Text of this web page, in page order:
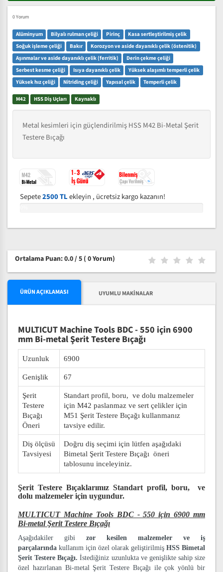
0 Yorum
Alüminyum Bilyalı rulman çeliği Pirinç
Kasa sertleştirilmiş çelik
Soğuk işleme çeliği
Bakır
Korozyon ve aside dayanıklı çelik (östenitik)
Aşınmalar ve aside dayanıklı çelik (ferritik)
Derin çekme çeliği
Serbest kesme çeliği
Isıya dayanıklı çelik
Yüksek alaşımlı temperli çelik
Yüksek hız çeliği
Nitriding çeliği Yapısal çelik Temperli çelik
M42 HSS Diş Uçları Kaynaklı
Metal kesimleri için güçlendirilmiş HSS M42 Bi-Metal Şerit
Testere Bıçağı
Sepete2500 TLekleyin , ücretsiz kargo kazanın!
Ortalama Puan: 0.0 / 5 ( 0 Yorum)
ÜRÜN AÇIKLAMASI UYUMLU MAKINALAR
MULTICUT Machine Tools BDC - 550 için 6900
mm Bi-metal Şerit Testere Bıçağı
Uzunluk 6900
Genişlik 67
Şerit
Testere
Bıçağı
Öneri
Standart profil, boru, ve dolu malzemeler
için M42 paslanmaz ve sert çelikler için
M51 Şerit Testere Bıçağı kullanmanız
tavsiye edilir.
Diş ölçüsü
Tavsiyesi
Doğru diş seçimi için lütfen aşağıdaki
Bimetal Şerit Testere Bıçağı öneri
tablosunu inceleyiniz.
Şerit Testere Bıçaklarımız Standart profil, boru, ve
dolu malzemeler için uygundur.
MULTICUT Machine Tools BDC - 550 için 6900 mm
Bi-metal Şerit Testere Bıçağı
Aşağıdakiler gibi zor kesilen malzemeler ve iş
parçalarında kullanım için özel olarak geliştirilmiş HSS Bimetal
Şerit Testere Bıçağı.İstediğiniz uzunlukta ve genişlikte sahip size
özel hazırlanan Bi-metal Şerit Testere Bıçağı ile çok yönlü bir